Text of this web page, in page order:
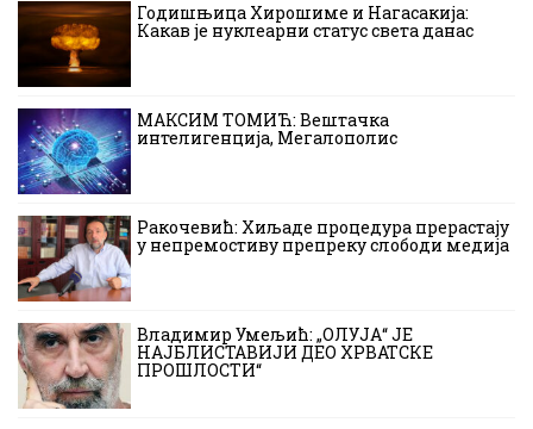
Годишњица Хирошиме и Нагасакија:
Какав је нуклеарни статус света данас
МАКСИМ ТОМИЋ: Вештачка
интелигенција, Мегалополис
Ракочевић: Хиљаде процедура прерастају
у непремостиву препреку слободи медија
Владимир Умељић: „ОЛУЈА“ ЈЕ
НАЈБЛИСТАВИЈИ ДЕО ХРВАТСКЕ
ПРОШЛОСТИ“